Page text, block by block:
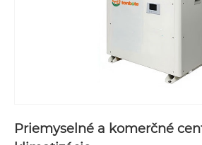
Priemyselné a komerčné